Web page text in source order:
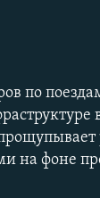
по
на фоне